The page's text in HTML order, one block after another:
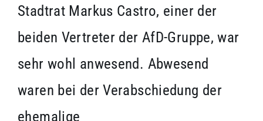
Stadtrat Markus Castro, einer der
beiden Vertreter der AfD-Gruppe, war
sehr wohl anwesend. Abwesend
waren bei der Verabschiedung der
ehemalige